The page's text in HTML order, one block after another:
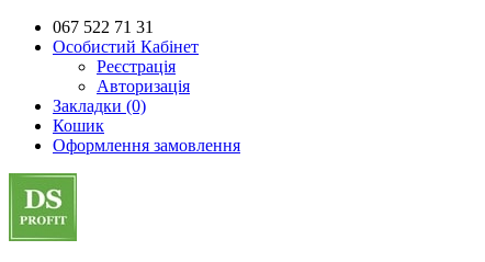
067 522 71 31
Особистий Кабінет
Реєстрація
Авторизація
Закладки (0)
Кошик
Оформлення замовлення